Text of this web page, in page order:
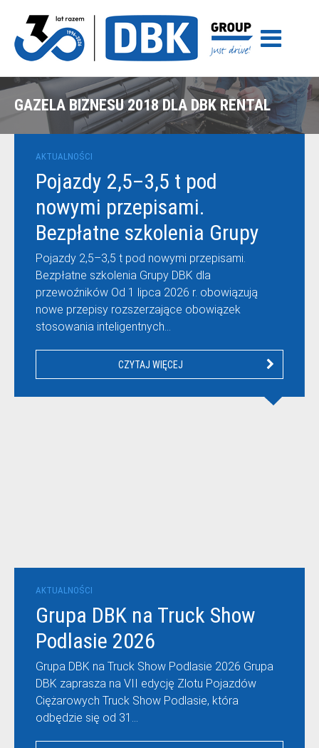
GAZELA BIZNESU 2018 DLA DBK RENTAL
AKTUALNOŚCI
Pojazdy 2,5–3,5 t pod
nowymi przepisami.
Bezpłatne szkolenia Grupy
DBK dla przewoźników
Pojazdy 2,5–3,5 t pod nowymi przepisami.
Bezpłatne szkolenia Grupy DBK dla
przewoźników Od 1 lipca 2026 r. obowiązują
nowe przepisy rozszerzające obowiązek
stosowania inteligentnych…
CZYTAJ WIĘCEJ
AKTUALNOŚCI
Grupa DBK na Truck Show
Podlasie 2026
Grupa DBK na Truck Show Podlasie 2026 Grupa
DBK zaprasza na VII edycję Zlotu Pojazdów
Ciężarowych Truck Show Podlasie, która
odbędzie się od 31…